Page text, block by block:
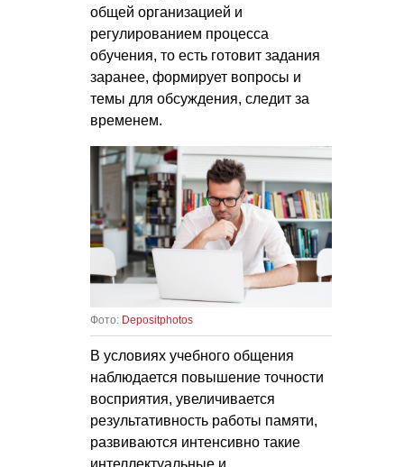
общей организацией и
регулированием процесса
обучения, то есть готовит задания
заранее, формирует вопросы и
темы для обсуждения, следит за
временем.
Фото: Depositphotos
В условиях учебного общения
наблюдается повышение точности
восприятия, увеличивается
результативность работы памяти,
развиваются интенсивно такие
интеллектуальные и